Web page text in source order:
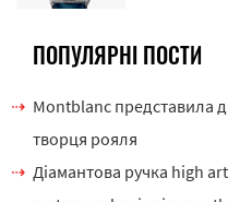
ПОПУЛЯРНІ ПОСТИ
Montblanc представила
творця рояля
Діамантова ручка high